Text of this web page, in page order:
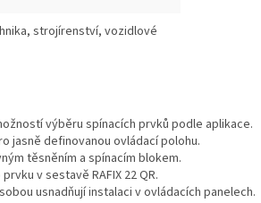
strojírenství, vozidlové
výběru spínacích prvků podle aplikace.
jasně definovanou ovládací polohu.
těsněním a spínacím blokem.
v sestavě RAFIX 22 QR.
usnadňují instalaci v ovládacích panelech.